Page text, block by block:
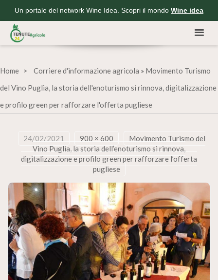
Un portale del network Wine Idea. Scopri il mondo Wine idea
Home Corriere d'informazione agricola » Movimento Turismo
del Vino Puglia, la storia dell'enoturismo si rinnova, digitalizzazione
e profilo green per rafforzare l'offerta pugliese
24/02/2021 900 × 600
Movimento Turismo del
Vino Puglia, la storia dell’enoturismo si rinnova,
digitalizzazione e profilo green per rafforzare l’offerta
pugliese